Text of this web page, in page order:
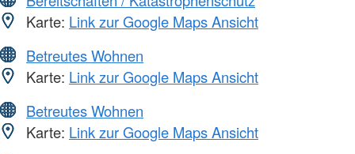
Karte: Link zur Google Maps Ansicht
Betreutes Wohnen
Karte: Link zur Google Maps Ansicht
Betreutes Wohnen
Karte: Link zur Google Maps Ansicht